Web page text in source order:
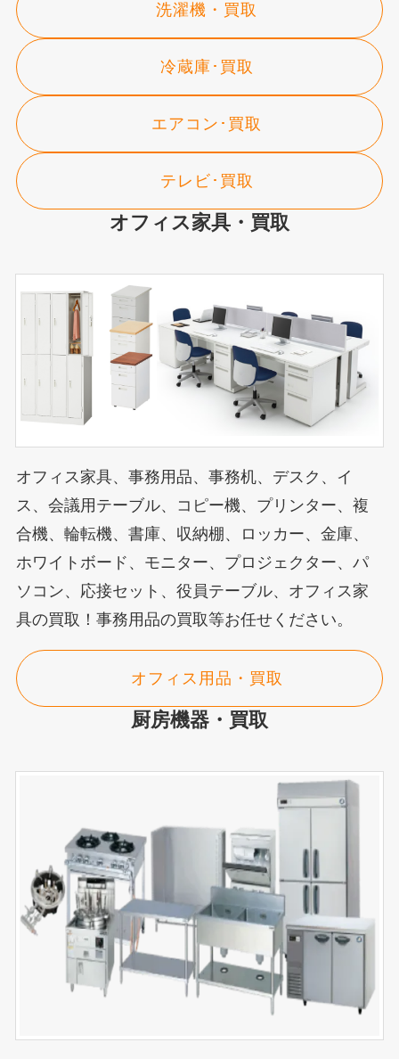
洗濯機・買取
冷蔵庫･買取
エアコン･買取
テレビ･買取
オフィス家具・買取
オフィス家具、事務用品、事務机、デスク、イ
ス、会議用テーブル、コピー機、プリンター、複
合機、輪転機、書庫、収納棚、ロッカー、金庫、
ホワイトボード、モニター、プロジェクター、パ
ソコン、応接セット、役員テーブル、オフィス家
具の買取！事務用品の買取等お任せください。
オフィス用品・買取
厨房機器・買取